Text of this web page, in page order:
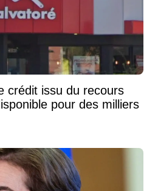
crédit issu du recours
pour des milliers